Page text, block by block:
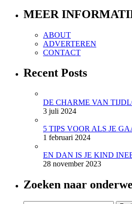
MEER
ABOUT
ADVERTEREN
CONTACT
Recent Posts
DE CHARME VAN
3 juli 2024
5 TIPS VOOR ALS JE
1 februari 2024
EN DAN IS JE KIND
28 november 2023
Zoeken naar